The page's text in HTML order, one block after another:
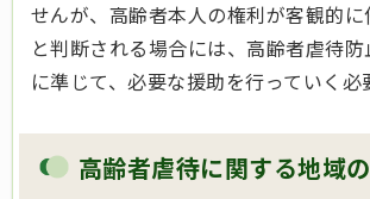
せんが、高齢者本人の権利が客観的
と判断される場合には、高齢者虐待
に準じて、必要な援助を行っていく必
高齢者虐待に関する地域